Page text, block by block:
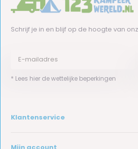
Schrijf je in en blijf op de hoogte van
* Lees hier de wettelijke beperkingen
Klantenservice